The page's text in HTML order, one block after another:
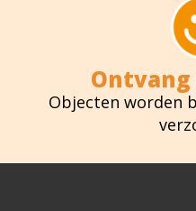
Objecten worden